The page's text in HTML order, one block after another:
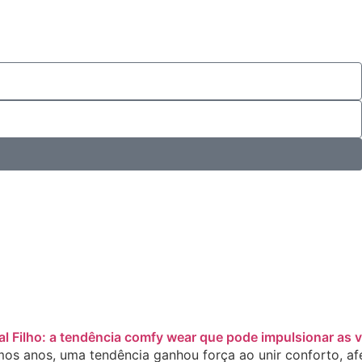
Filho: a tendência comfy wear que pode impulsionar as
anos, uma tendência ganhou força ao unir conforto,